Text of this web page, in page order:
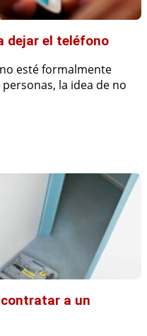
dejar el teléfono
esté formalmente
la idea de no
a un